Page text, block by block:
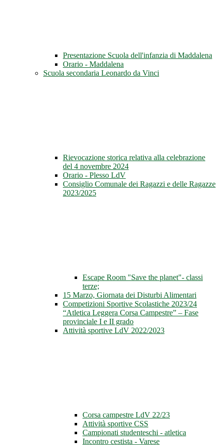
Presentazione Scuola dell'infanzia di Maddalena
Orario - Maddalena
Scuola secondaria Leonardo da Vinci
Rievocazione storica relativa alla celebrazione
del 4 novembre 2024
Orario - Plesso LdV
Consiglio Comunale dei Ragazzi e delle Ragazze
2023/2025
Escape Room "Save the planet"- classi
terze;
15 Marzo, Giornata dei Disturbi Alimentari
Competizioni Sportive Scolastiche 2023/24
“Atletica Leggera Corsa Campestre” – Fase
provinciale I e II grado
Attività sportive LdV 2022/2023
Corsa campestre LdV 22/23
Attività sportive CSS
Campionati studenteschi - atletica
Incontro cestista - Varese